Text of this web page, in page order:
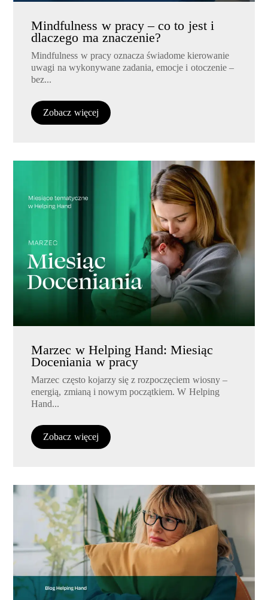
Mindfulness w pracy – co to jest i
dlaczego ma znaczenie?
Mindfulness w pracy oznacza świadome kierowanie
uwagi na wykonywane zadania, emocje i otoczenie –
bez...
Zobacz więcej
Marzec w Helping Hand: Miesiąc
Doceniania w pracy
Marzec często kojarzy się z rozpoczęciem wiosny –
energią, zmianą i nowym początkiem. W Helping
Hand...
Zobacz więcej